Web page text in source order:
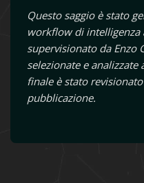
Questo saggio è stato
workflow di
supervisionato da Enzo
selezionate e
finale è stato
pubblicazione.